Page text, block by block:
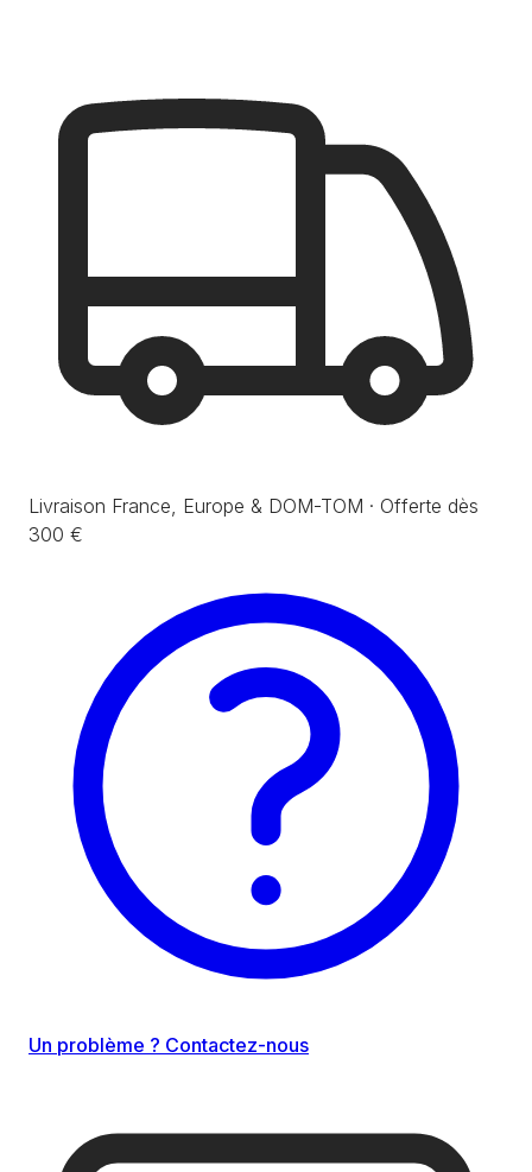
Livraison France, Europe & DOM-TOM · Offerte dès
300 €
Un problème ? Contactez-nous